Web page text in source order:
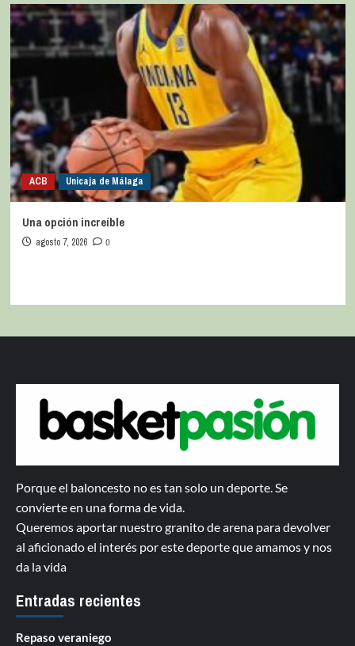
ACB Unicaja de Málaga
Una opción increíble
agosto 7, 2026 0
Porque el baloncesto no es tan solo un deporte. Se
convierte en una forma de vida.
Queremos aportar nuestro granito de arena para devolver
al aficionado el interés por este deporte que amamos y nos
da la vida
Entradas recientes
Repaso veraniego